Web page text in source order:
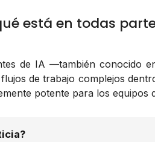
está en todas
de IA —también conocido
de trabajo complejos
potente para los equipos